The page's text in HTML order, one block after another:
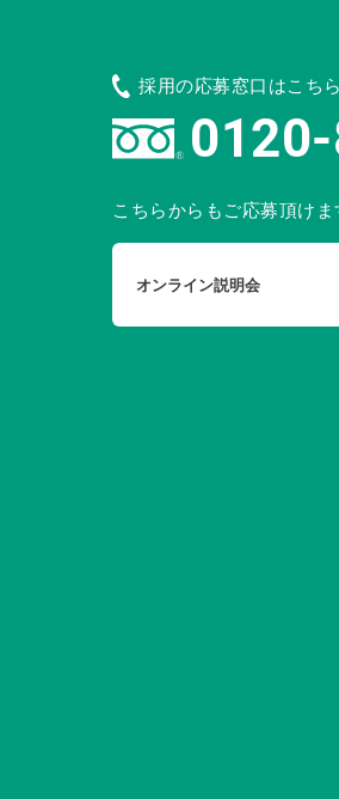
採用の応募窓口はこちら
こちらからもご応募頂けま
オンライン説明会